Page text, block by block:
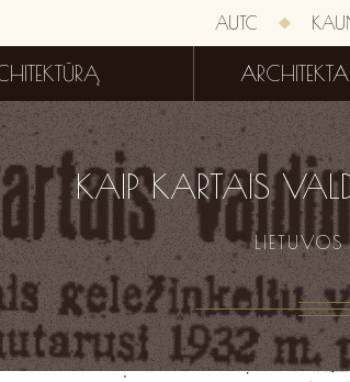
AUTC
ARCHITEKTAI
KAIP KARTAIS